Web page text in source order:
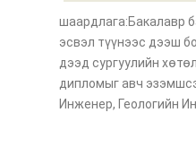
шаардлага:Бакалавр
эсвэл түүнээс дээш
дээд сургуулийн
дипломыг авч
Инженер, Геологийн